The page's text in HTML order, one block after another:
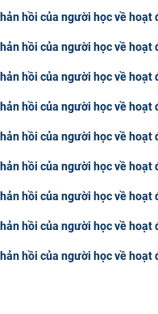
hồi của người học về
hồi của người học về
hồi của người học về
hồi của người học về hoạt
hồi của người học về
hồi của người học về
hồi của người học về
hồi của người học về
hồi của người học về